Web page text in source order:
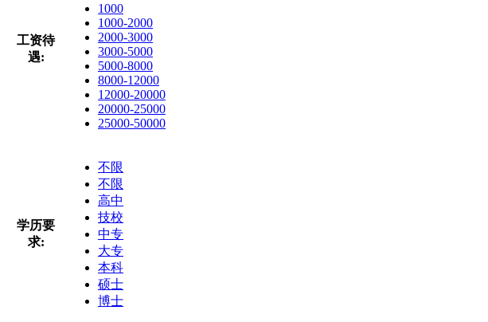
工资待
遇:
1000
1000-2000
2000-3000
3000-5000
5000-8000
8000-12000
12000-20000
20000-25000
25000-50000
学历要
求:
不限
不限
高中
技校
中专
大专
本科
硕士
博士